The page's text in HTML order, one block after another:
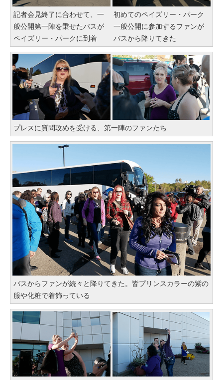
記者会見終了に合わせて、一
般公開第一陣を乗せたバスが
ペイズリー・パークに到着
初めてのペイズリー・パーク
一般公開に参加するファンが
バスから降りてきた
プレスに質問攻めを受ける、第一陣のファンたち
バスからファンが続々と降りてきた。皆プリンスカラーの紫の
服や化粧で着飾っている